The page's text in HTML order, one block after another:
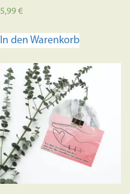
5,99€
In den Warenkorb